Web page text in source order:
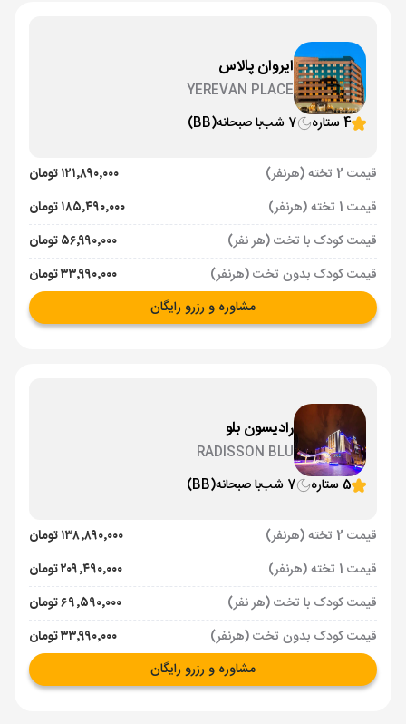
ایروان پالاس
YEREVAN PLACE
4 ستاره
7 شب با صبحانه(BB)
قیمت 2 تخته (هرنفر)
۱۲۱٬۸۹۰٬۰۰۰ تومان
قیمت 1 تخته (هرنفر)
۱۸۵٬۴۹۰٬۰۰۰ تومان
قیمت کودک با تخت (هر نفر)
۵۶٬۹۹۰٬۰۰۰ تومان
قیمت کودک بدون تخت (هرنفر)
۳۳٬۹۹۰٬۰۰۰ تومان
مشاوره و رزرو رایگان
رادیسون بلو
RADISSON BLU
5 ستاره
7 شب با صبحانه(BB)
قیمت 2 تخته (هرنفر)
۱۳۸٬۸۹۰٬۰۰۰ تومان
قیمت 1 تخته (هرنفر)
۲۰۹٬۴۹۰٬۰۰۰ تومان
قیمت کودک با تخت (هر نفر)
۶۹٬۵۹۰٬۰۰۰ تومان
قیمت کودک بدون تخت (هرنفر)
۳۳٬۹۹۰٬۰۰۰ تومان
مشاوره و رزرو رایگان